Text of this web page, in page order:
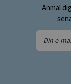
Anmäl
Din
e-